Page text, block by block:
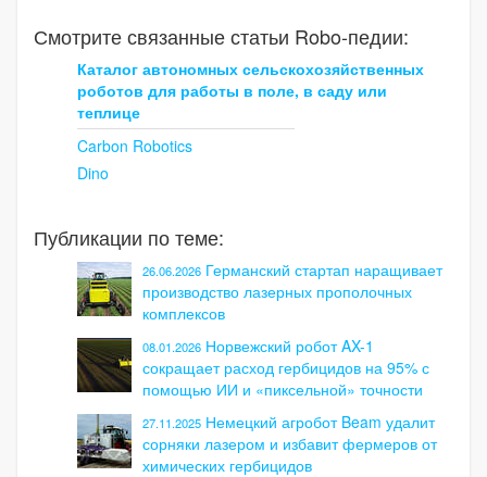
Смотрите связанные статьи Robo-педии:
Каталог автономных сельскохозяйственных
роботов для работы в поле, в саду или
теплице
Carbon Robotics
Dino
Публикации по теме:
26.06.2026 Германский стартап наращивает
производство лазерных прополочных
комплексов
08.01.2026 Норвежский робот AX-1
сокращает расход гербицидов на 95% с
помощью ИИ и «пиксельной» точности
27.11.2025 Немецкий агробот Beam удалит
сорняки лазером и избавит фермеров от
химических гербицидов